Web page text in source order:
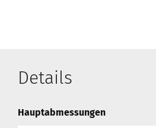
Details
Hauptabmessungen